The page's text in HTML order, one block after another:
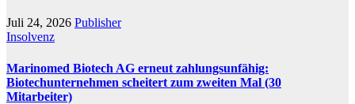
Juli 24, 2026 Publisher
Insolvenz
Marinomed Biotech AG erneut zahlungsunfähig:
Biotechunternehmen scheitert zum zweiten Mal (30
Mitarbeiter)